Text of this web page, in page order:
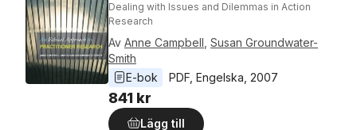
Dealing with Issues and Dilemmas in Action
Research
Av Anne Campbell, Susan Groundwater-
Smith
E-bok
PDF, Engelska, 2007
841 kr
Lägg till